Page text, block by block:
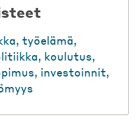
, työelämä,
, koulutus,
, investoinnit,